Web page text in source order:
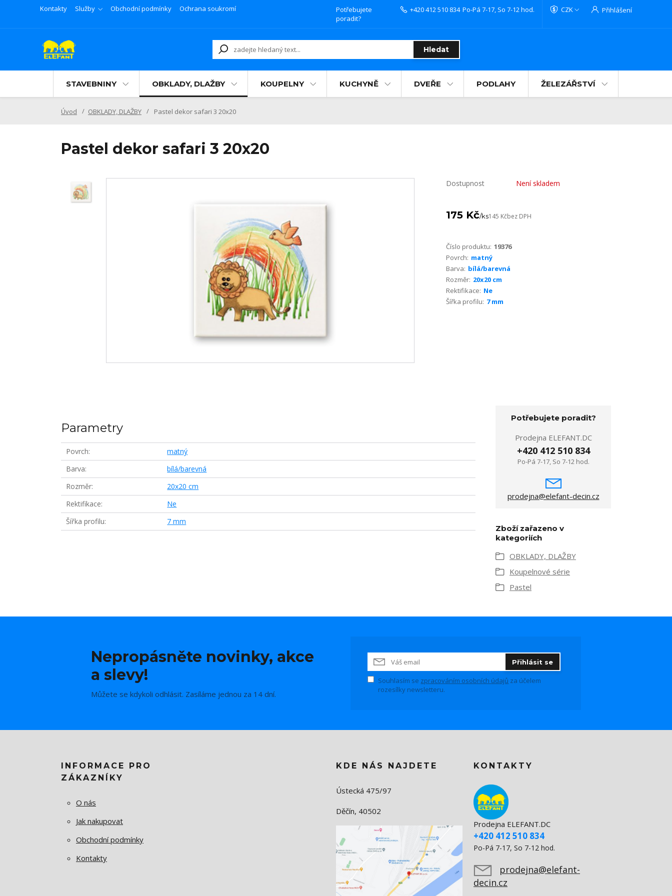
Kontakty Služby Obchodní podmínky Ochrana soukromí CZK Přihlášení
Hledat
Potřebujete
poradit?
+420 412 510 834 Po-Pá 7-17, So 7-12 hod.
STAVEBNINY OBKLADY, DLAŽBY KOUPELNY KUCHYNĚ DVEŘE PODLAHY ŽELEZÁŘSTVÍ
Úvod OBKLADY, DLAŽBY Pastel dekor safari 3 20x20
Pastel dekor safari 3 20x20
Dostupnost Není skladem
175 Kč/ks145 Kčbez DPH
Číslo produktu: 19376
Povrch: matný
Barva: bílá/barevná
Rozměr: 20x20 cm
Rektifikace: Ne
Šířka profilu: 7 mm
Parametry
Povrch
matný
Barva
bílá/barevná
Rozměr
20x20 cm
Rektifikace
Ne
Šířka profilu
7 mm
Potřebujete poradit?
Prodejna ELEFANT.DC
+420 412 510 834
Po-Pá 7-17, So 7-12 hod.
prodejna@elefant-decin.cz
Zboží zařazeno v
kategoriích
OBKLADY, DLAŽBY
Koupelnové série
Pastel
Nepropásněte novinky, akce
a slevy!
Můžete se kdykoli odhlásit. Zasíláme jednou za 14 dní.
Přihlásit se
Souhlasím se zpracováním osobních údajů za účelem
rozesílky newsletteru.
INFORMACE PRO
ZÁKAZNÍKY
O nás
Jak nakupovat
Obchodní podmínky
Kontakty
KDE NÁS NAJDETE
Ústecká 475/97
Děčín, 40502
KONTAKTY
Prodejna ELEFANT.DC
+420 412 510 834
Po-Pá 7-17, So 7-12 hod.
prodejna@elefant-
decin.cz